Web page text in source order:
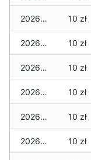
2026-06-10 10 zł
2026-06-09 10 zł
2026-06-07 10 zł
2026-06-06 10 zł
2026-06-05 10 zł
2026-06-04 10 zł